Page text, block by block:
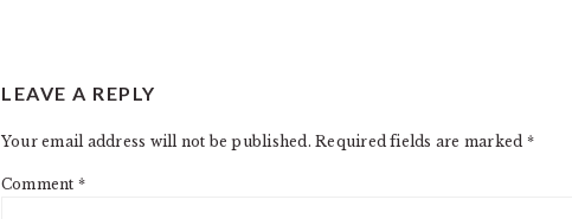
INTERACTIONS
LEAVE A REPLY
Your email address will not be published. Required fields are marked *
Comment *